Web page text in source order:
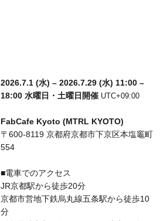
2026.7.1 (水) – 2026.7.29 (水) 11:00 –
18:00 水曜日・土曜日開催UTC+09:00
FabCafe Kyoto (MTRL KYOTO)
〒600-8119 京都府京都市下京区本塩竈町
554
■電車でのアクセス
JR京都駅から徒歩20分
京都市営地下鉄烏丸線五条駅から徒歩10
分